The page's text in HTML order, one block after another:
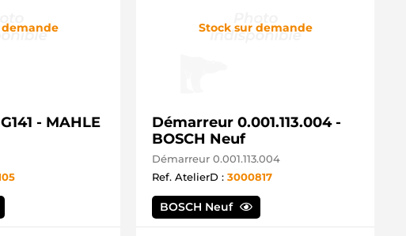
- MAHLE
Stock sur demande
Démarreur 0.001.113.004 -
BOSCH Neuf
Démarreur 0.001.113.004
Ref. AtelierD : 3000817
BOSCH Neuf